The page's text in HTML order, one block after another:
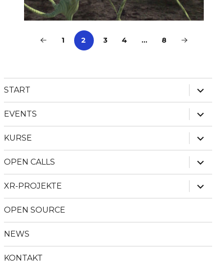
1 2 3 4 … 8
START
EVENTS
KURSE
OPEN CALLS
XR-PROJEKTE
OPEN SOURCE
NEWS
KONTAKT